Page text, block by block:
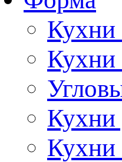
Кухни
Кухни
Кухни
Кухни